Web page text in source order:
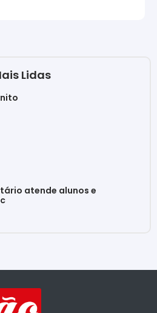
Lidas
atende alunos e